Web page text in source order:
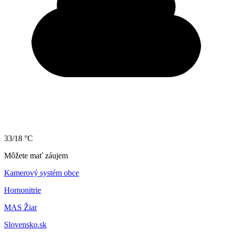
33/18 °C
Môžete mať záujem
Kamerový systém obce
Hornonitrie
MAS Žiar
Slovensko.sk